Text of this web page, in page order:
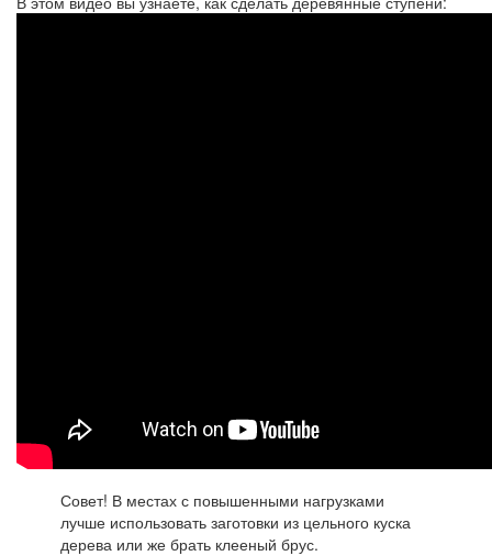
Совет! В местах с повышенными нагрузками
лучше использовать заготовки из цельного куска
дерева или же брать клееный брус.